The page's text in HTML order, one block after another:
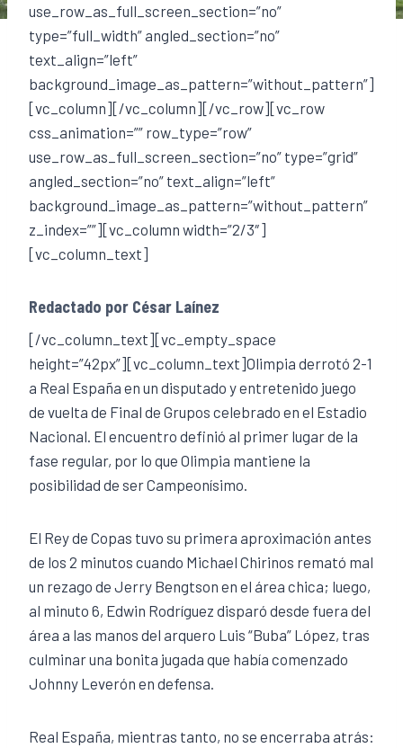
use_row_as_full_screen_section=”no”
type=”full_width” angled_section=”no”
text_align=”left”
background_image_as_pattern=”without_pattern”]
[vc_column][/vc_column][/vc_row][vc_row
css_animation=”” row_type=”row”
use_row_as_full_screen_section=”no” type=”grid”
angled_section=”no” text_align=”left”
background_image_as_pattern=”without_pattern”
z_index=””][vc_column width=”2/3″]
[vc_column_text]
Redactado por César Laínez
[/vc_column_text][vc_empty_space
height=”42px”][vc_column_text]Olimpia derrotó 2-1
a Real España en un disputado y entretenido juego
de vuelta de Final de Grupos celebrado en el Estadio
Nacional. El encuentro definió al primer lugar de la
fase regular, por lo que Olimpia mantiene la
posibilidad de ser Campeonísimo.
El Rey de Copas tuvo su primera aproximación antes
de los 2 minutos cuando Michael Chirinos remató mal
un rezago de Jerry Bengtson en el área chica; luego,
al minuto 6, Edwin Rodríguez disparó desde fuera del
área a las manos del arquero Luis “Buba” López, tras
culminar una bonita jugada que había comenzado
Johnny Leverón en defensa.
Real España, mientras tanto, no se encerraba atrás: